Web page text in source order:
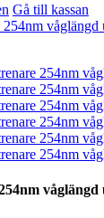
Gå till kassan
våglängd